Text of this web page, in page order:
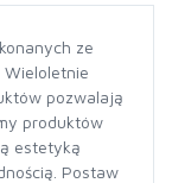
ze
Wieloletnie
pozwalają
produktów
estetyką
Postaw